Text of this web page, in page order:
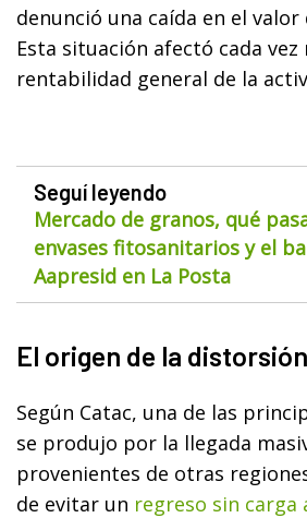
denunció una caída en el
Esta situación afectó cada vez
rentabilidad general de la
Seguí leyendo
Mercado de granos, qué
envases fitosanitarios y el
Aapresid en La Posta
El origen de la
Según Catac, una de las
se produjo por la llegada
provenientes de otras
de evitar un regreso sin carga